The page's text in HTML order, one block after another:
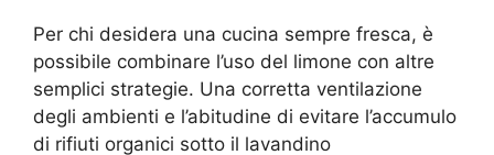
Per chi desidera una cucina sempre fresca, è
possibile combinare l’uso del limone con altre
semplici strategie. Una corretta ventilazione
degli ambienti e l’abitudine di evitare l’accumulo
di rifiuti organici sotto il lavandino